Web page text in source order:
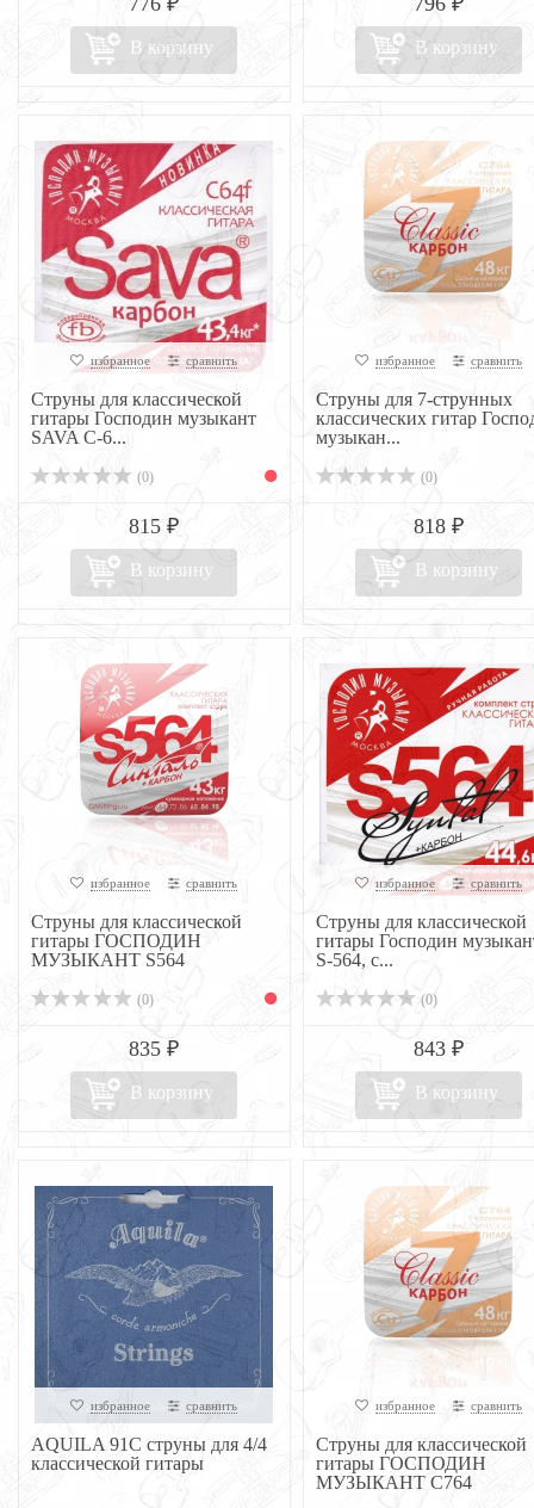
В корзину В корзину
избранное сравнить
Струны для классической
гитары Господин музыкант
SAVA C-6...
(0)
815 ₽
В корзину
избранное сравнить
Струны для 7-струнных
классических гитар
музыкан...
(0)
818 ₽
В корзину
избранное сравнить
Струны для классической
гитары ГОСПОДИН
МУЗЫКАНТ S564
(0)
835 ₽
В корзину
избранное сравнить
Струны для классической
гитары Господин
S-564, с...
(0)
843 ₽
В корзину
избранное сравнить
AQUILA 91C струны для 4/4
классической гитары
избранное сравнить
Струны для классической
гитары ГОСПОДИН
МУЗЫКАНТ C764